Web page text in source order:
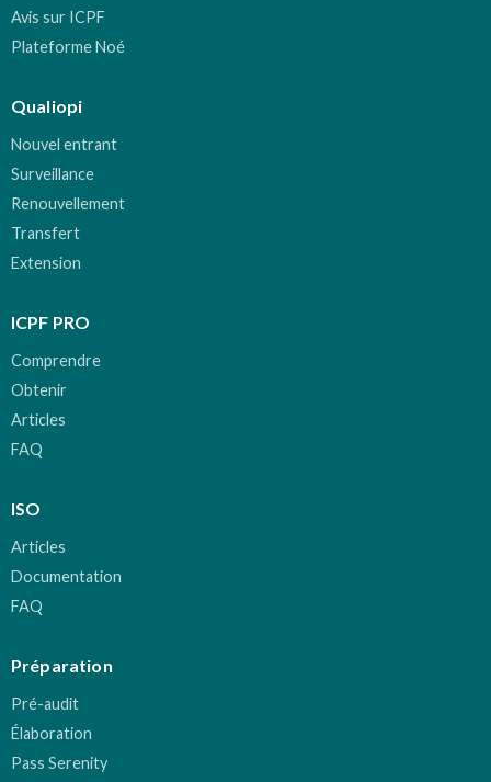
Avis sur ICPF
Plateforme Noé
Qualiopi
Nouvel entrant
Surveillance
Renouvellement
Transfert
Extension
ICPF PRO
Comprendre
Obtenir
Articles
FAQ
ISO
Articles
Documentation
FAQ
Préparation
Pré-audit
Élaboration
Pass Serenity